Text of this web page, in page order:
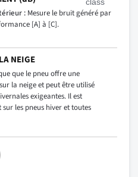
: Mesure le bruit généré par
[A] à [C].
NEIGE
que le pneu offre une
la neige et peut être utilisé
exigeantes. Il est
les pneus hiver et toutes